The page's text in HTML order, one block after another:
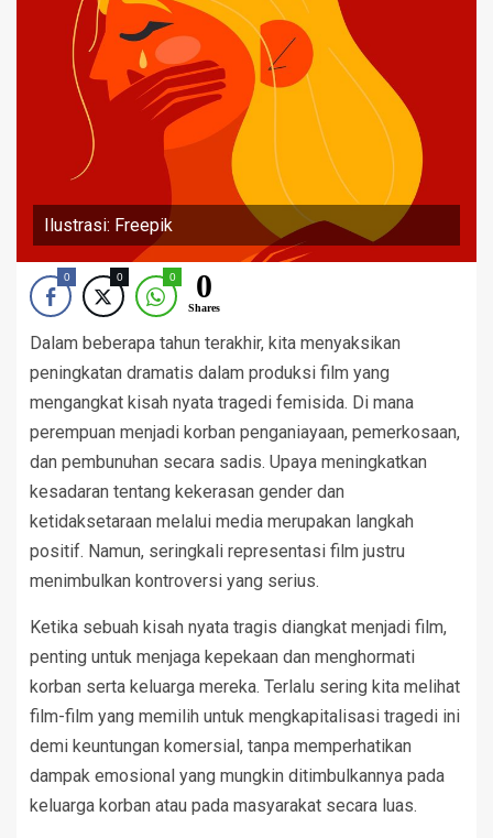
Ilustrasi: Freepik
0 0 0 0
Shares
Dalam beberapa tahun terakhir, kita menyaksikan
peningkatan dramatis dalam produksi film yang
mengangkat kisah nyata tragedi femisida. Di mana
perempuan menjadi korban penganiayaan, pemerkosaan,
dan pembunuhan secara sadis. Upaya meningkatkan
kesadaran tentang kekerasan gender dan
ketidaksetaraan melalui media merupakan langkah
positif. Namun, seringkali representasi film justru
menimbulkan kontroversi yang serius.
Ketika sebuah kisah nyata tragis diangkat menjadi film,
penting untuk menjaga kepekaan dan menghormati
korban serta keluarga mereka. Terlalu sering kita melihat
film-film yang memilih untuk mengkapitalisasi tragedi ini
demi keuntungan komersial, tanpa memperhatikan
dampak emosional yang mungkin ditimbulkannya pada
keluarga korban atau pada masyarakat secara luas.